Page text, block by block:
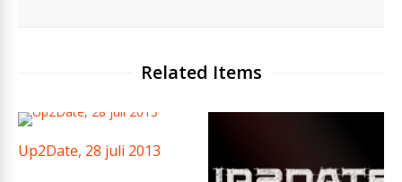
Related Items
Up2Date, 28 juli 2013